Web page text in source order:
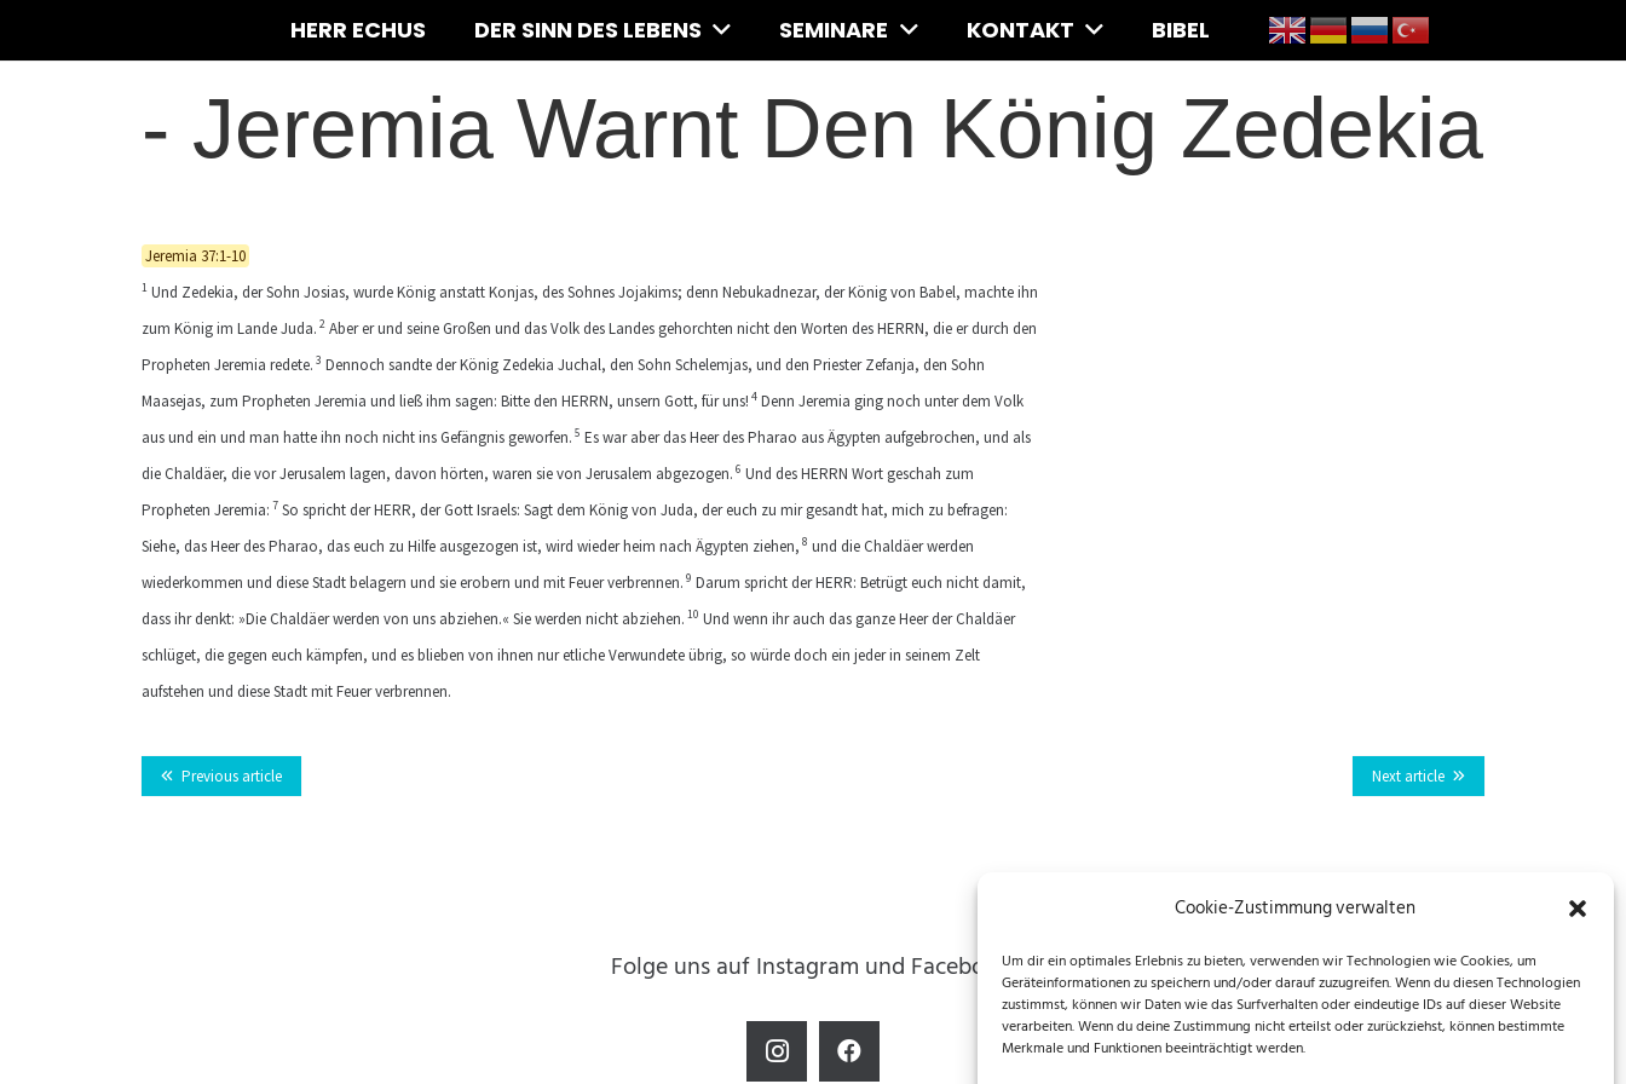
Cookie-Zustimmung verwalten
Um dir ein optimales Erlebnis zu bieten, verwenden wir Technologien wie Cookies, um
Geräteinformationen zu speichern und/oder darauf zuzugreifen. Wenn du diesen Technologien
zustimmst, können wir Daten wie das Surfverhalten oder eindeutige IDs auf dieser Website
verarbeiten. Wenn du deine Zustimmung nicht erteilst oder zurückziehst, können bestimmte
Merkmale und Funktionen beeinträchtigt werden.
HERR ECHUS DER SINN DES LEBENS SEMINARE KONTAKT BIBEL
- Jeremia Warnt Den König Zedekia
Jeremia 37:1-10
1 Und Zedekia, der Sohn Josias, wurde König anstatt Konjas, des Sohnes Jojakims; denn Nebukadnezar, der König von Babel, machte ihn
zum König im Lande Juda. 2 Aber er und seine Großen und das Volk des Landes gehorchten nicht den Worten des HERRN, die er durch den
Propheten Jeremia redete. 3 Dennoch sandte der König Zedekia Juchal, den Sohn Schelemjas, und den Priester Zefanja, den Sohn
Maasejas, zum Propheten Jeremia und ließ ihm sagen: Bitte den HERRN, unsern Gott, für uns! 4 Denn Jeremia ging noch unter dem Volk
aus und ein und man hatte ihn noch nicht ins Gefängnis geworfen. 5 Es war aber das Heer des Pharao aus Ägypten aufgebrochen, und als
die Chaldäer, die vor Jerusalem lagen, davon hörten, waren sie von Jerusalem abgezogen. 6 Und des HERRN Wort geschah zum
Propheten Jeremia: 7 So spricht der HERR, der Gott Israels: Sagt dem König von Juda, der euch zu mir gesandt hat, mich zu befragen:
Siehe, das Heer des Pharao, das euch zu Hilfe ausgezogen ist, wird wieder heim nach Ägypten ziehen, 8 und die Chaldäer werden
wiederkommen und diese Stadt belagern und sie erobern und mit Feuer verbrennen. 9 Darum spricht der HERR: Betrügt euch nicht damit,
dass ihr denkt: »Die Chaldäer werden von uns abziehen.« Sie werden nicht abziehen. 10 Und wenn ihr auch das ganze Heer der Chaldäer
schlüget, die gegen euch kämpfen, und es blieben von ihnen nur etliche Verwundete übrig, so würde doch ein jeder in seinem Zelt
aufstehen und diese Stadt mit Feuer verbrennen.
Next article
Previous article
Folge uns auf Instagram und Facebook!